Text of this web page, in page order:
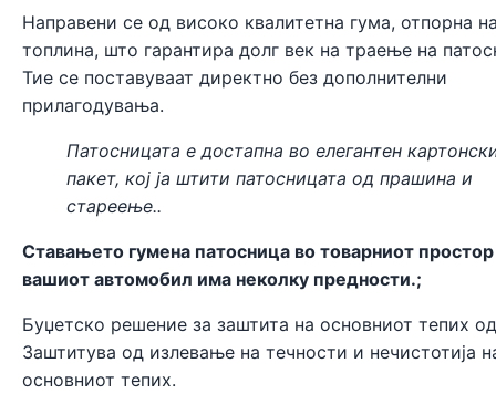
Направени се од високо квалитетна гума, отпорна
топлина, што гарантира долг век на траење на
Тие се поставуваат директно без дополнителни
прилагодувања.
Патосницата е достапна во елегантен
пакет, кој ја штити патосницата од прашина и
стареење..
Ставањето гумена патосница во товарниот простор
вашиот автомобил има неколку предности.;
Буџетско решение за заштита на основниот тепих
Заштитува од излевање на течности и нечистотија
основниот тепих.